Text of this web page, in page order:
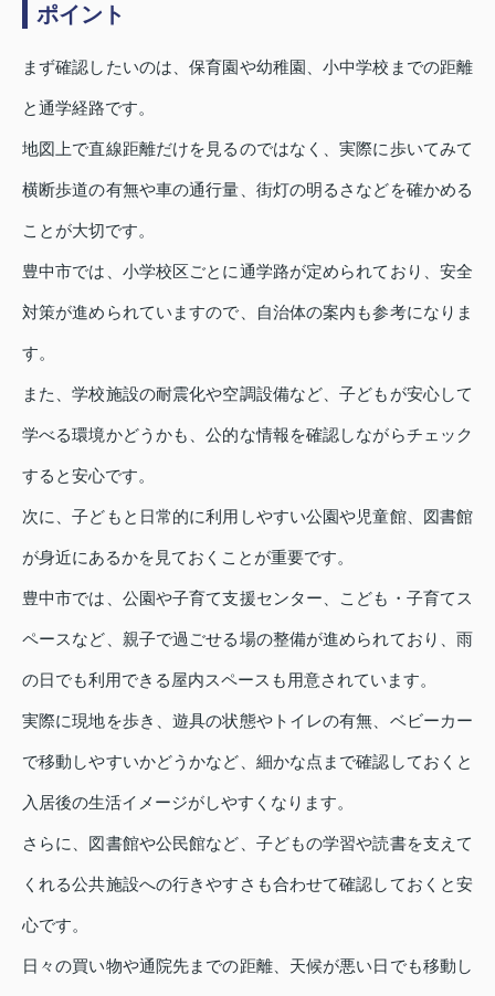
ポイント
まず確認したいのは、保育園や幼稚園、小中学校までの距離
と通学経路です。
地図上で直線距離だけを見るのではなく、実際に歩いてみて
横断歩道の有無や車の通行量、街灯の明るさなどを確かめる
ことが大切です。
豊中市では、小学校区ごとに通学路が定められており、安全
対策が進められていますので、自治体の案内も参考になりま
す。
また、学校施設の耐震化や空調設備など、子どもが安心して
学べる環境かどうかも、公的な情報を確認しながらチェック
すると安心です。
次に、子どもと日常的に利用しやすい公園や児童館、図書館
が身近にあるかを見ておくことが重要です。
豊中市では、公園や子育て支援センター、こども・子育てス
ペースなど、親子で過ごせる場の整備が進められており、雨
の日でも利用できる屋内スペースも用意されています。
実際に現地を歩き、遊具の状態やトイレの有無、ベビーカー
で移動しやすいかどうかなど、細かな点まで確認しておくと
入居後の生活イメージがしやすくなります。
さらに、図書館や公民館など、子どもの学習や読書を支えて
くれる公共施設への行きやすさも合わせて確認しておくと安
心です。
日々の買い物や通院先までの距離、天候が悪い日でも移動し